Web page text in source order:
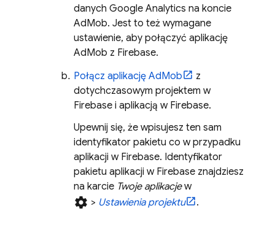
danych Google Analytics na koncie
AdMob. Jest to też wymagane
ustawienie, aby połączyć aplikację
AdMob z Firebase.
Połącz aplikację AdMob
z
dotychczasowym projektem w
Firebase i aplikacją w Firebase.
Upewnij się, że wpisujesz ten sam
identyfikator pakietu co w przypadku
aplikacji w Firebase. Identyfikator
pakietu aplikacji w Firebase znajdziesz
na karcie Twoje aplikacjew
settings > Ustawienia projektu .